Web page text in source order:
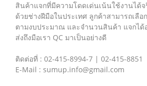
สินค้าแจกที่มีความโดดเด่นเน้นใช้งานได้จ
ด้วยช่างฝีมือในประเทศ ลูกค้าสามารถเลือ
ตามงบประมาณ และจำนวนสินค้า แจกได้
ส่งถึงมือเรา QC มาเป็นอย่างดี
ติดต่อที่ : 02-415-8994-7 | 02-415-8851
E-Mail : sumup.info@gmail.com